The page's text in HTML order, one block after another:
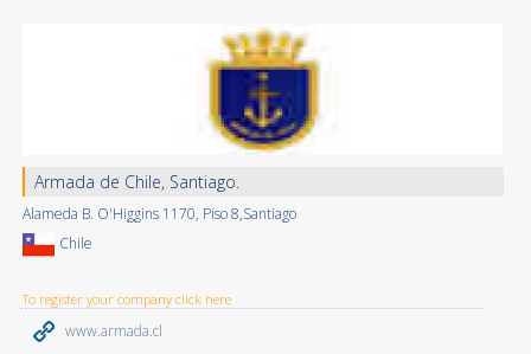
Armada de Chile, Santiago.
Alameda B. O'Higgins 1170, Piso 8,Santiago
Chile
To register your company click here
www.armada.cl